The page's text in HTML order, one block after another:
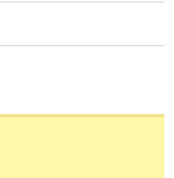
負責人索取。填妥申請
費以及所需證明文件親
交。